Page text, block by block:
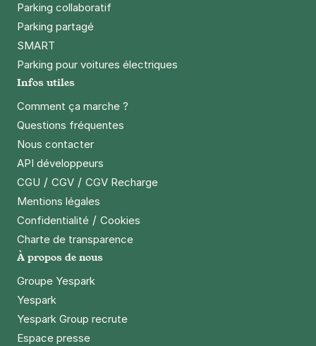
Parking collaboratif
Parking partagé
SMART
Parking pour voitures électriques
Infos utiles
Comment ça marche ?
Questions fréquentes
Nous contacter
API développeurs
CGU / CGV / CGV Recharge
Mentions légales
Confidentialité / Cookies
Charte de transparence
À propos de nous
Groupe Yespark
Yespark
Yespark Group recrute
Espace presse